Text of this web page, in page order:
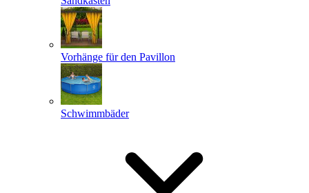
Vorhänge für den Pavillon
Schwimmbäder